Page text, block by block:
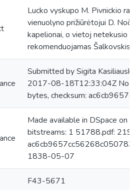
Lucko vyskupo M. Pivnickio
vienuolyno prižiūrėtojui D.
kapelionai, o vietoj netekusio
rekomenduojamas Šalkovskis.
Submitted by Sigita
2017-08-18T12:33:04Z No.
bytes, checksum:
Made available in DSpace on
bitstreams: 1 51788.pdf:
1838-05-07
F43-5671